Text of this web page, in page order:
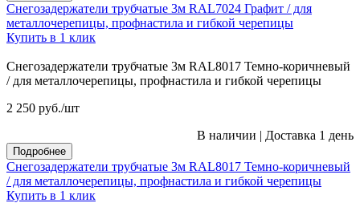
Снегозадержатели трубчатые 3м RAL7024 Графит / для
металлочерепицы, профнастила и гибкой черепицы
Купить в 1 клик
Снегозадержатели трубчатые 3м RAL8017 Темно-коричневый
/ для металлочерепицы, профнастила и гибкой черепицы
2 250 руб./шт
В наличии | Доставка 1 день
Подробнее
Снегозадержатели трубчатые 3м RAL8017 Темно-коричневый
/ для металлочерепицы, профнастила и гибкой черепицы
Купить в 1 клик